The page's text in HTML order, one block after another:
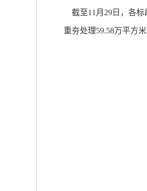
截至11月29日，各标
重夯处理59.58万平方